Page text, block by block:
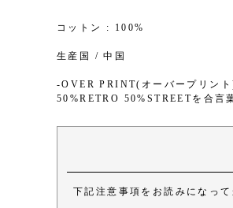
コットン : 100%
生産国 / 中国
-OVER PRINT(オーバープリン
50%RETRO 50%STREETを合言
下記注意事項をお読みになっ